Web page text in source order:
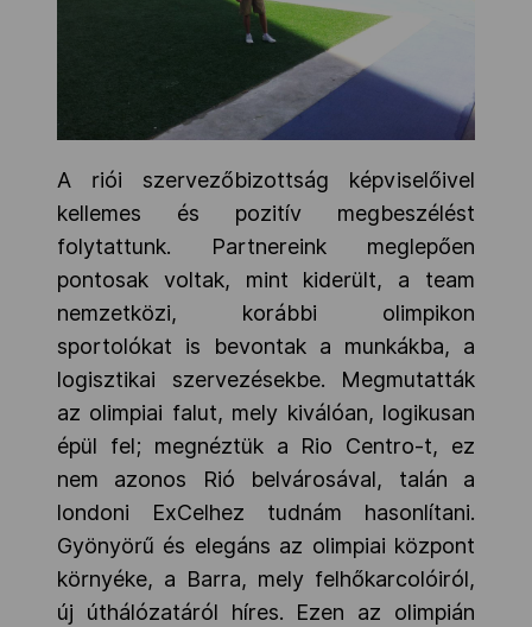
A riói szervezőbizottság képviselőivel
kellemes és pozitív megbeszélést
folytattunk. Partnereink meglepően
pontosak voltak, mint kiderült, a team
nemzetközi, korábbi olimpikon
sportolókat is bevontak a munkákba, a
logisztikai szervezésekbe. Megmutatták
az olimpiai falut, mely kiválóan, logikusan
épül fel; megnéztük a Rio Centro-t, ez
nem azonos Rió belvárosával, talán a
londoni ExCelhez tudnám hasonlítani.
Gyönyörű és elegáns az olimpiai központ
környéke, a Barra, mely felhőkarcolóiról,
új úthálózatáról híres. Ezen az olimpián